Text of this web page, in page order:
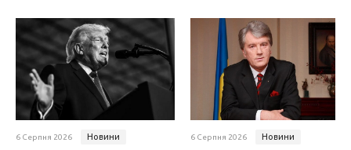
6 Серпня 2026 Новини 6 Серпня 2026 Новини